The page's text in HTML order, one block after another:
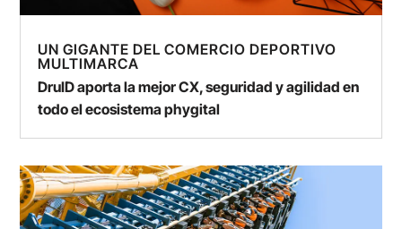
UN GIGANTE DEL COMERCIO DEPORTIVO
MULTIMARCA
DruID aporta la mejor CX, seguridad y agilidad en
todo el ecosistema phygital